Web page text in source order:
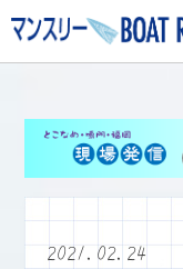
2021.02.24